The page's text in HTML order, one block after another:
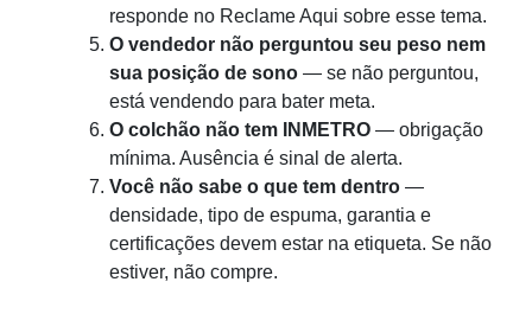
responde no Reclame Aqui sobre esse tema.
O vendedor não perguntou seu peso nem
sua posição de sono — se não perguntou,
está vendendo para bater meta.
O colchão não tem INMETRO — obrigação
mínima. Ausência é sinal de alerta.
Você não sabe o que tem dentro —
densidade, tipo de espuma, garantia e
certificações devem estar na etiqueta. Se não
estiver, não compre.